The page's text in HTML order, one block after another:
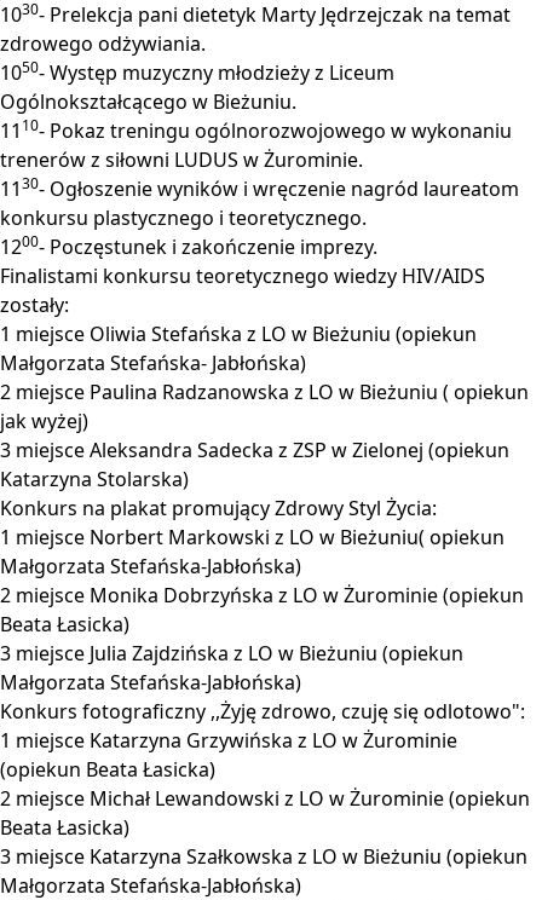
1030- Prelekcja pani dietetyk Marty Jędrzejczak na temat
zdrowego odżywiania.
1050- Występ muzyczny młodzieży z Liceum
Ogólnokształcącego w Bieżuniu.
11 10- Pokaz treningu ogólnorozwojowego w wykonaniu
trenerów z siłowni LUDUS w Żurominie.
1130- Ogłoszenie wyników i wręczenie nagród laureatom
konkursu plastycznego i teoretycznego.
1200- Poczęstunek i zakończenie imprezy.
Finalistami konkursu teoretycznego wiedzy HIV/AIDS
zostały:
1 miejsce Oliwia Stefańska z LO w Bieżuniu (opiekun
Małgorzata Stefańska- Jabłońska)
2 miejsce Paulina Radzanowska z LO w Bieżuniu ( opiekun
jak wyżej)
3 miejsce Aleksandra Sadecka z ZSP w Zielonej (opiekun
Katarzyna Stolarska)
Konkurs na plakat promujący Zdrowy Styl Życia:
1 miejsce Norbert Markowski z LO w Bieżuniu( opiekun
Małgorzata Stefańska-Jabłońska)
2 miejsce Monika Dobrzyńska z LO w Żurominie (opiekun
Beata Łasicka)
3 miejsce Julia Zajdzińska z LO w Bieżuniu (opiekun
Małgorzata Stefańska-Jabłońska)
Konkurs fotograficzny ,,Żyję zdrowo, czuję się odlotowo":
1 miejsce Katarzyna Grzywińska z LO w Żurominie
(opiekun Beata Łasicka)
2 miejsce Michał Lewandowski z LO w Żurominie (opiekun
Beata Łasicka)
3 miejsce Katarzyna Szałkowska z LO w Bieżuniu (opiekun
Małgorzata Stefańska-Jabłońska)